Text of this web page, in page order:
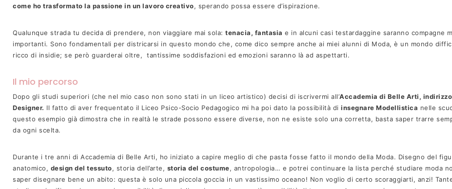
come ho trasformato la passione in un lavoro creativo, sperando possa essere d’ispirazione.
Qualunque strada tu decida di prendere, non viaggiare mai sola: tenacia, fantasia e in alcuni casi testardaggine saranno compagne
importanti. Sono fondamentali per districarsi in questo mondo che, come dico sempre anche ai miei alunni di Moda, è un mondo
ricco di insidie; se però guarderai oltre, tantissime soddisfazioni ed emozioni saranno là ad aspettarti.
Il mio percorso
Dopo gli studi superiori (che nel mio caso non sono stati in un liceo artistico) decisi di iscrivermi all’Accademia di Belle Arti,
Designer. Il fatto di aver frequentato il Liceo Psico-Socio Pedagogico mi ha poi dato la possibilità di insegnare Modellistica nelle
questo esempio già dimostra che in realtà le strade possono essere diverse, non ne esiste solo una corretta, basta saper trarre
da ogni scelta.
Durante i tre anni di Accademia di Belle Arti, ho iniziato a capire meglio di che pasta fosse fatto il mondo della Moda. Disegno del
anatomico, design del tessuto, storia dell’arte, storia del costume, antropologia… e potrei continuare la lista perché studiare moda
saper disegnare bene un abito: questa è solo una piccola goccia in un vastissimo oceano! Non voglio di certo scoraggiarti, anzi!